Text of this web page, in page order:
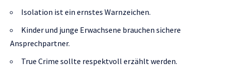
Isolation ist ein ernstes Warnzeichen.
Kinder und junge Erwachsene brauchen sichere
Ansprechpartner.
True Crime sollte respektvoll erzählt werden.